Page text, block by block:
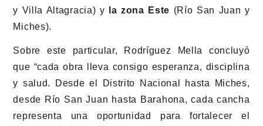
y Villa Altagracia) y
la zona Este (Río San Juan y
Miches).
Sobre este particular, Rodríguez Mella concluyó
que “cada obra lleva consigo esperanza, disciplina
y salud. Desde el Distrito Nacional hasta Miches,
desde Río San Juan hasta Barahona, cada cancha
representa una oportunidad para fortalecer el